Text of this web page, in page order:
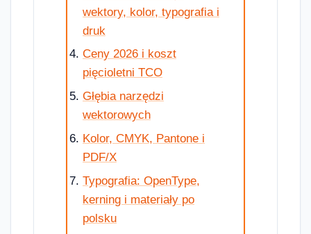
wektory, kolor, typografia i
druk
Ceny 2026 i koszt
pięcioletni TCO
Głębia narzędzi
wektorowych
Kolor, CMYK, Pantone i
PDF/X
Typografia: OpenType,
kerning i materiały po
polsku